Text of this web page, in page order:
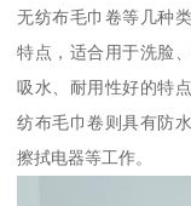
无纺布毛巾卷等几种
特点，适合用于洗脸
吸水、耐用性好的特
纺布毛巾卷则具有防
擦拭电器等工作。